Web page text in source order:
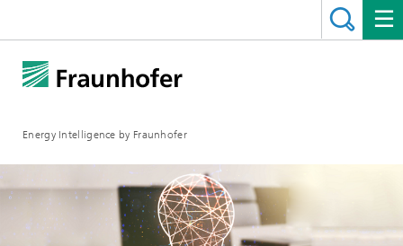
Energy Intelligence by Fraunhofer